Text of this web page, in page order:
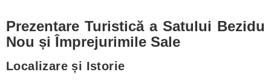
Prezentare Turistică a Satului Bezidu
Nou și Împrejurimile Sale
Localizare și Istorie